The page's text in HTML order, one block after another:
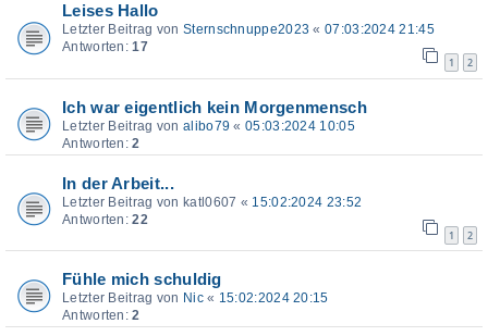
Leises Hallo
Letzter Beitrag von Sternschnuppe2023 «07:03:2024 21:45
Antworten:17
1 2
Ich war eigentlich kein Morgenmensch
Letzter Beitrag von alibo79 «05:03:2024 10:05
Antworten:2
In der Arbeit...
Letzter Beitrag von katl0607 « 15:02:2024 23:52
Antworten:22
1 2
Fühle mich schuldig
Letzter Beitrag von Nic« 15:02:2024 20:15
Antworten:2